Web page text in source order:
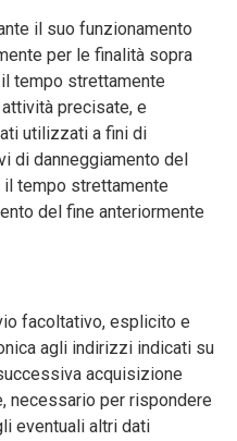
il suo funzionamento
per le finalità sopra
tempo strettamente
precisate, e
utilizzati a fini di
di danneggiamento del
tempo strettamente
del fine anteriormente
facoltativo, esplicito e
agli indirizzi indicati su
acquisizione
necessario per rispondere
eventuali altri dati